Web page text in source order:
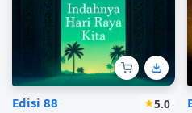
Edisi 88 5.0